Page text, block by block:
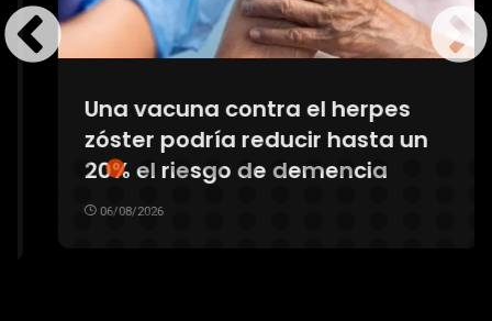
Una vacuna contra el herpes
zóster podría reducir hasta un
20% el riesgo de demencia
06/08/2026